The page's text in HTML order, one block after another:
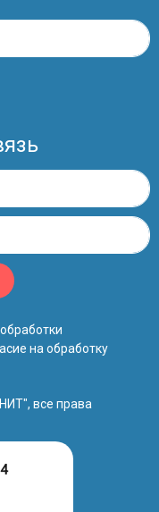
собой КТ
и насколько она
томография дает
радиации. Но при
на обработку
все права